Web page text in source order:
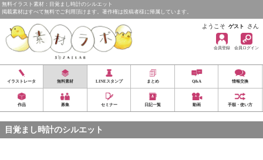
無料イラスト素材：目覚まし時計のシルエット
掲載素材はすべて無料でご利用頂けます。著作権は投稿者様に帰属しています。
ようこそ ゲスト さん
会員登録 会員ログイン
イラストレータ 無料素材 LINEスタンプ まとめ Q&A 情報交換
作品 募集 セミナー 日記一覧 動画 手順・使い方
目覚まし時計のシルエット